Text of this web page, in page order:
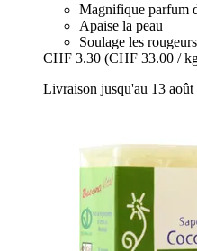
Magnifique parfum
Apaise la peau
Soulage les rougeurs
CHF 3.30 (CHF 33.00 /
Livraison jusqu'au 13 août